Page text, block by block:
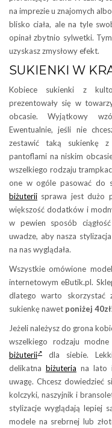
na imprezie u znajomych
blisko ciała, ale na tyle
opinał zbytnio sylwetki.
uzyskasz zmysłowy efekt.
SUKIENKI W
Kobiece sukienki z
prezentowały się w
obcasie. Wyjątkowy
Ewentualnie, jeśli nie
zestawić taką sukienkę z
pantoflami na niskim
wszelkiego rodzaju
one w ogóle pasować do
biżuterii sprawa jest dużo
większość dodatków i
w pewien sposób
uwadze, aby nasza
na nas wyglądała.
Wszystkie omówione
internetowym eButik.pl.
dlatego warto skorzystać
sukienkę nawet poniżej 40zł!
Jeżeli należysz do grona
wszelkiego rodzaju
biżuterii
dla siebie.
delikatna biżuteria na lato
uwagę. Chcesz dowiedzieć
kolczyki, naszyjnik i
stylizacje wyglądają lepiej
modele na srebrnej lub